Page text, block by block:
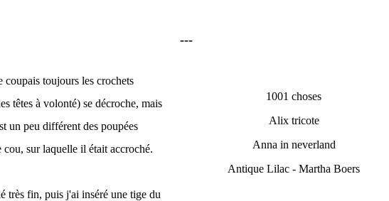
coupais toujours les crochets
têtes à volonté) se décroche, mais
un peu différent des poupées
sur laquelle il était accroché.
très fin, puis j'ai inséré une tige du
---
1001 choses
Alix tricote
Anna in neverland
Antique Lilac - Martha Boers